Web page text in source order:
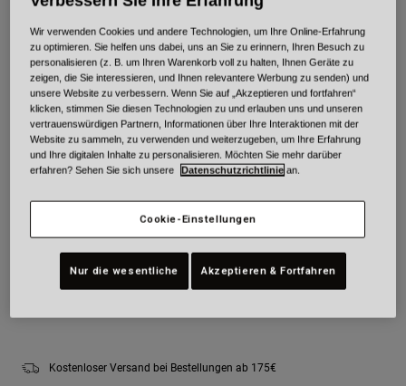
Farben -Green/Grey
ausgewählt
Größe
Youth
Zum Warenkorb hinzufügen
Kostenloser Versand bei Bestellungen ab 175€
Wir verwenden Cookies und andere Technologien, um Ihre Online-Erfahrung
zu optimieren. Sie helfen uns dabei, uns an Sie zu erinnern, Ihren Besuch zu
personalisieren (z. B. um Ihren Warenkorb voll zu halten, Ihnen Geräte zu
zeigen, die Sie interessieren, und Ihnen relevantere Werbung zu senden) und
unsere Website zu verbessern. Wenn Sie auf „Akzeptieren und fortfahren“
klicken, stimmen Sie diesen Technologien zu und erlauben uns und unseren
vertrauenswürdigen Partnern, Informationen über Ihre Interaktionen mit der
Website zu sammeln, zu verwenden und weiterzugeben, um Ihre Erfahrung
und Ihre digitalen Inhalte zu personalisieren. Möchten Sie mehr darüber
erfahren? Sehen Sie sich unsere
Datenschutzrichtlinie an.
Cookie-Einstellungen
Nur die wesentliche Akzeptieren & Fortfahren